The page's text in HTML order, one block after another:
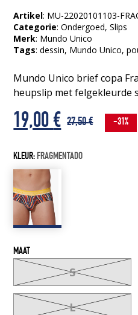
Artikel: MU-22020101103-
Categorie:Ondergoed,Slips
Merk: Mundo Unico
Tags:dessin, Mundo Unico,
Mundo Unico brief copa
heupslip met felgekleurde
27,50€
Oorspronkelijke
prijs
was:
27,50 €.
19,00€
Huidige
prijs
is:
19,00 €.
-31%
KLEUR:FRAGMENTADO
MAAT
S
L